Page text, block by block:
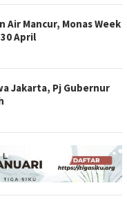
Air Mancur, Monas Week
April
Jakarta, Pj Gubernur